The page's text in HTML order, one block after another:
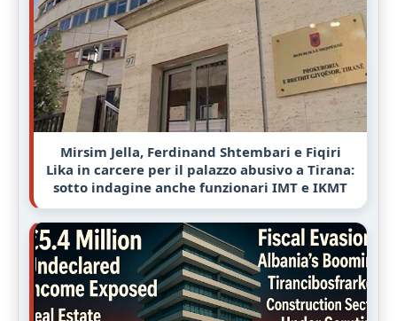
Mirsim Jella, Ferdinand Shtembari e Fiqiri
Lika in carcere per il palazzo abusivo a Tirana:
sotto indagine anche funzionari IMT e IKMT